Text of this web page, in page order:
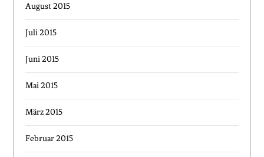
August 2015
Juli 2015
Juni 2015
Mai 2015
März 2015
Februar 2015